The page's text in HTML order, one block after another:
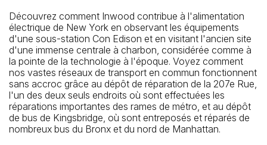
Découvrez comment Inwood contribue à l'alimentation
électrique de New York en observant les équipements
d'une sous-station Con Edison et en visitant l'ancien site
d'une immense centrale à charbon, considérée comme à
la pointe de la technologie à l'époque. Voyez comment
nos vastes réseaux de transport en commun fonctionnent
sans accroc grâce au dépôt de réparation de la 207e Rue,
l'un des deux seuls endroits où sont effectuées les
réparations importantes des rames de métro, et au dépôt
de bus de Kingsbridge, où sont entreposés et réparés de
nombreux bus du Bronx et du nord de Manhattan.